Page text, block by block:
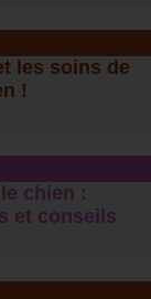
les soins de
!
chien :
et conseils